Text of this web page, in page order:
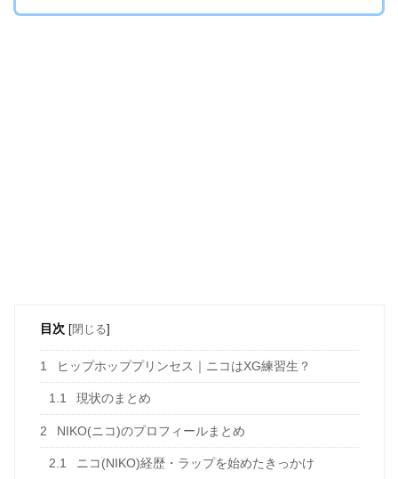
目次 [閉じる]
1 ヒップホッププリンセス｜ニコはXG練習生？
1.1 現状のまとめ
2 NIKO(ニコ)のプロフィールまとめ
2.1 ニコ(NIKO)経歴・ラップを始めたきっかけ